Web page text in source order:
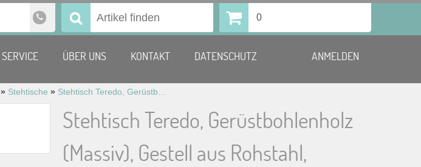
Suchen 0
SERVICE ÜBER UNS KONTAKT DATENSCHUTZ ANMELDEN
» Stehtische »
Stehtisch Teredo, Gerüstbohlenholz
(Massiv), Gestell aus Rohstahl,